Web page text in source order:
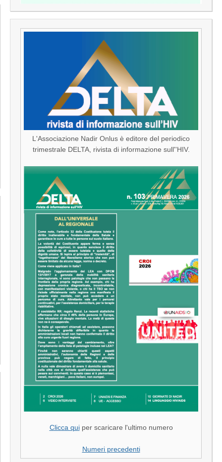
L'Associazione Nadir Onlus è editore del periodico
trimestrale DELTA, rivista di informazione sull''HIV.
Clicca quiper scaricare l'ultimo numero
Numeri precedenti